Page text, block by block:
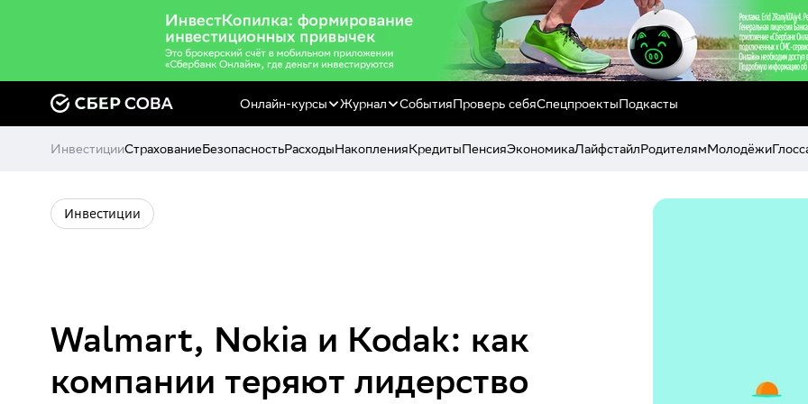
Онлайн-курсы Журнал СобытияПроверь себяСпецпроектыПодкасты
ИнвестицииСтрахованиеБезопасностьРасходыНакопленияКредитыПенсияЭкономикаЛайфстайлРодителямМолодёжи
Инвестиции
Walmart, Nokia и Kodak: как
компании теряют лидерство